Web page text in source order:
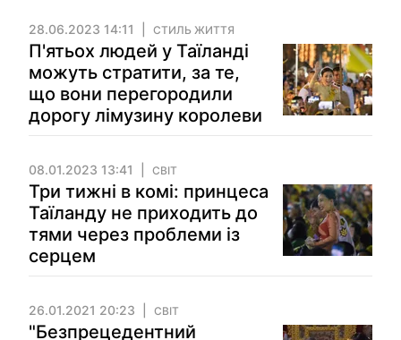
28.06.2023 14:11 СТИЛЬ ЖИТТЯ
П'ятьох людей у Таїланді
можуть стратити, за те,
що вони перегородили
дорогу лімузину королеви
08.01.2023 13:41 СВІТ
Три тижні в комі: принцеса
Таїланду не приходить до
тями через проблеми із
серцем
26.01.2021 20:23 СВІТ
"Безпрецедентний